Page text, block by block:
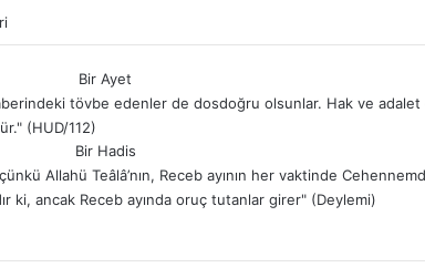
Bir Ayet
tövbe edenler de dosdoğru olsunlar. Hak ve adalet
(HUD/112)
Bir Hadis
Allahü Teâlâ’nın, Receb ayının her vaktinde
ki, ancak Receb ayında oruç tutanlar girer" (Deylemi)